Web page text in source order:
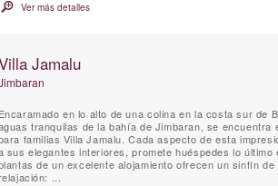
Ver más detalles
Jamalu
Encaramado en lo alto de una colina en la costa sur de
tranquilas de la bahía de Jimbaran, se
familias Villa Jamalu. Cada aspecto de esta
sus elegantes interiores, promete huéspedes lo último
de un excelente alojamiento ofrecen un sinfín
...